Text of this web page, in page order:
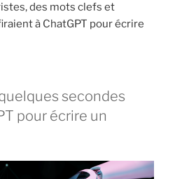
des mots clefs et
à ChatGPT pour écrire
secondes
pour écrire un